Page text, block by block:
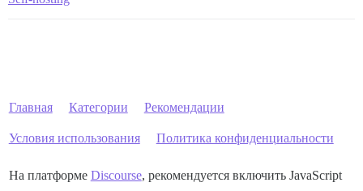
Главная Категории Рекомендации
Условия использования Политика конфиденциальности
На платформе Discourse, рекомендуется включить JavaScript